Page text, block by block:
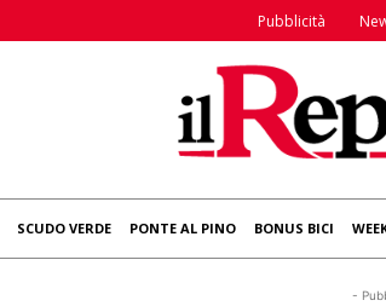
Pubblicità
SCUDO VERDE PONTE AL PINO BONUS BICI
-